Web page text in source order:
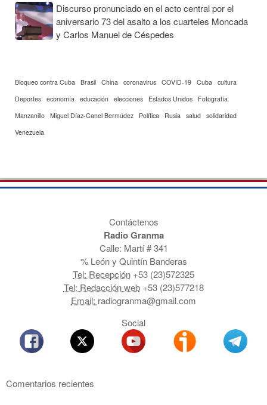
Discurso pronunciado en el acto central por el
aniversario 73 del asalto a los cuarteles Moncada
y Carlos Manuel de Céspedes
Bloqueo contra Cuba Brasil China coronavirus COVID-19 Cuba
cultura
Deportes economía educación elecciones Estados Unidos
Fotografía
Manzanillo Miguel Díaz-Canel Bermúdez Política Rusia salud solidaridad
Venezuela
Contáctenos
Radio Granma
Calle: Martí # 341
% León y Quintín Banderas
Tel: Recepción +53 (23)572325
Tel: Redacción web+53 (23)577218
Email: radiogranma@gmail.com
Social
Comentarios recientes